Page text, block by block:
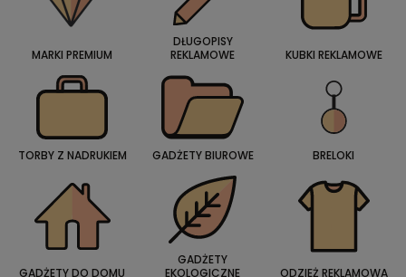
MARKI PREMIUM
DŁUGOPISY
REKLAMOWE
KUBKI REKLAMOWE
TORBY Z NADRUKIEM GADŻETY BIUROWE BRELOKI
GADŻETY DO DOMU
GADŻETY
EKOLOGICZNE
ODZIEŻ REKLAMOWA